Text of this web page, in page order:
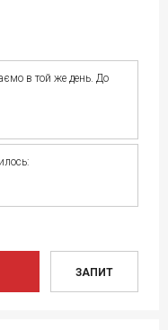
в той же день. До
ЗАПИТ